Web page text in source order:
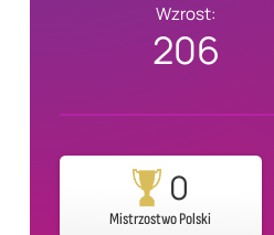
Wzrost:
206
0
Mistrzostwo Polski